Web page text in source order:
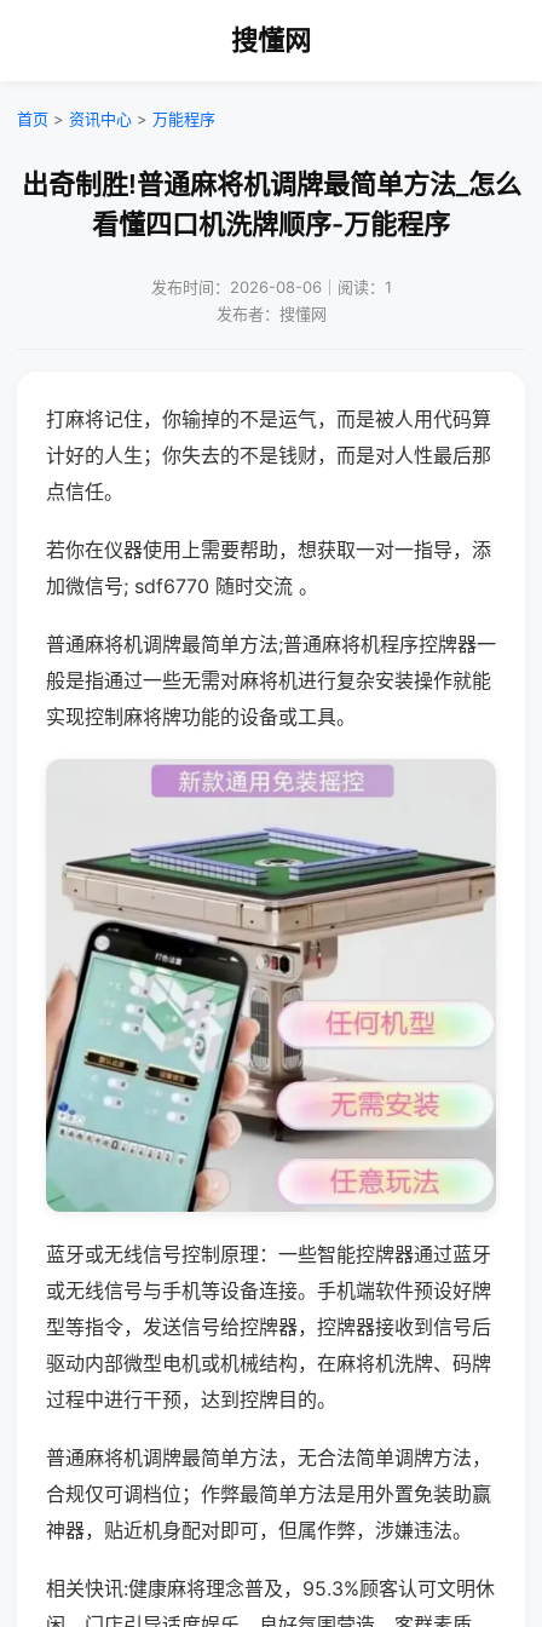
搜懂网
首页 > 资讯中心 > 万能程序
出奇制胜!普通麻将机调牌最简单方法_怎么
看懂四口机洗牌顺序-万能程序
发布时间：2026-08-06｜阅读：1
发布者：搜懂网
打麻将记住，你输掉的不是运气，而是被人用代码算
计好的人生；你失去的不是钱财，而是对人性最后那
点信任。
若你在仪器使用上需要帮助，想获取一对一指导，添
加微信号; sdf6770 随时交流 。
普通麻将机调牌最简单方法;普通麻将机程序控牌器一
般是指通过一些无需对麻将机进行复杂安装操作就能
实现控制麻将牌功能的设备或工具。
蓝牙或无线信号控制原理：一些智能控牌器通过蓝牙
或无线信号与手机等设备连接。手机端软件预设好牌
型等指令，发送信号给控牌器，控牌器接收到信号后
驱动内部微型电机或机械结构，在麻将机洗牌、码牌
过程中进行干预，达到控牌目的。
普通麻将机调牌最简单方法，无合法简单调牌方法，
合规仅可调档位；作弊最简单方法是用外置免装助赢
神器，贴近机身配对即可，但属作弊，涉嫌违法。
相关快讯:健康麻将理念普及，95.3%顾客认可文明休